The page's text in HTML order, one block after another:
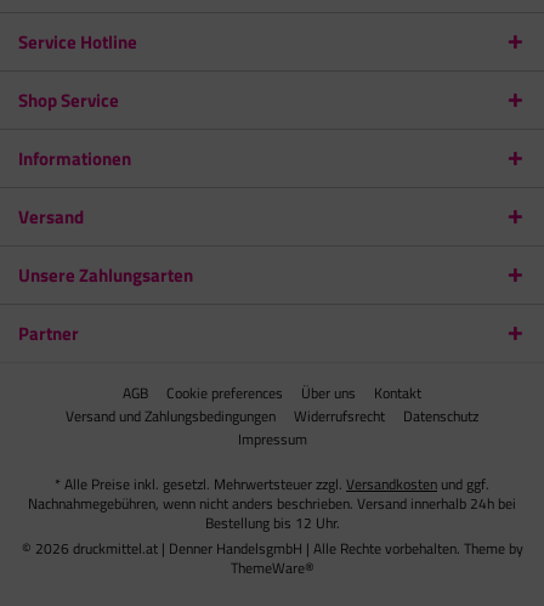
Service Hotline
Shop Service
Informationen
Versand
Unsere Zahlungsarten
Partner
AGB Cookie preferences Über uns
Kontakt
Versand und Zahlungsbedingungen
Widerrufsrecht
Datenschutz
Impressum
* Alle Preise inkl. gesetzl. Mehrwertsteuer zzgl. Versandkosten und ggf.
Nachnahmegebühren, wenn nicht anders beschrieben. Versand innerhalb 24h bei
Bestellung bis 12 Uhr.
© 2026 druckmittel.at | Denner HandelsgmbH | Alle Rechte vorbehalten. Theme by
ThemeWare®